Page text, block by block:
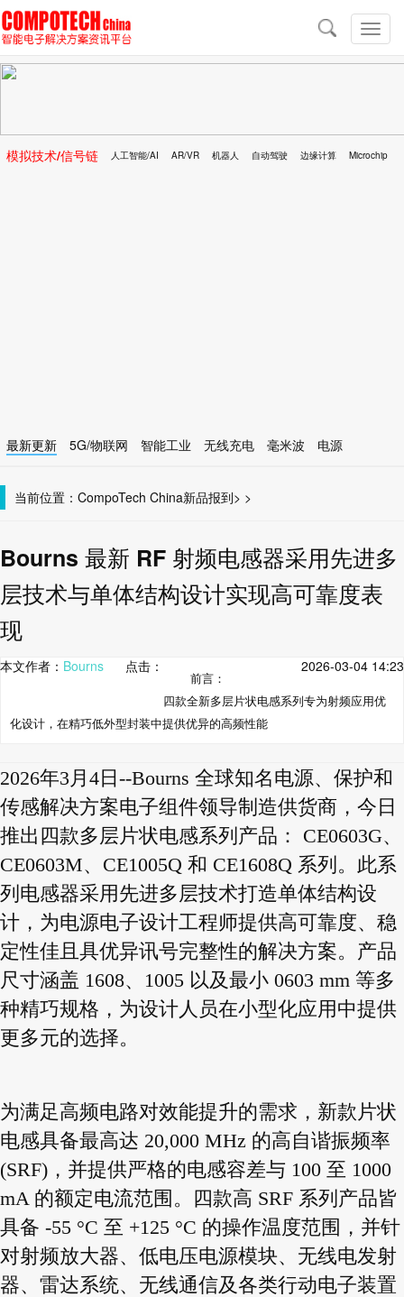
切
换
导
导
航
模拟技术/信号链 人工智能/AI AR/VR 机器人 自动驾驶 边缘计算 Microchip
最新更新 5G/物联网 智能工业 无线充电 毫米波
电源
当前位置： CompoTech China >
新品报到 >
Bourns 最新 RF 射频电感器采用先进多
层技术与单体结构设计实现高可靠度表
现
本文作者： Bourns 点击： 2026-03-04 14:23
前言：
四款全新多层片状电感系列专为射频应用优
化设计，在精巧低外型封装中提供优异的高频性能
2026年3月4日--Bourns 全球知名电源、保护和
传感解决方案电子组件领导制造供货商，今日
推出四款多层片状电感系列产品： CE0603G、
CE0603M、CE1005Q 和 CE1608Q 系列。此系
列电感器采用先进多层技术打造单体结构设
计，为电源电子设计工程师提供高可靠度、稳
定性佳且具优异讯号完整性的解决方案。产品
尺寸涵盖 1608、1005 以及最小 0603 mm 等多
种精巧规格，为设计人员在小型化应用中提供
更多元的选择。
为满足高频电路对效能提升的需求，新款片状
电感具备最高达 20,000 MHz 的高自谐振频率
(SRF)，并提供严格的电感容差与 100 至 1000
mA 的额定电流范围。四款高 SRF 系列产品皆
具备 -55 °C 至 +125 °C 的操作温度范围，并针
对射频放大器、低电压电源模块、无线电发射
器、雷达系统、无线通信及各类行动电子装置